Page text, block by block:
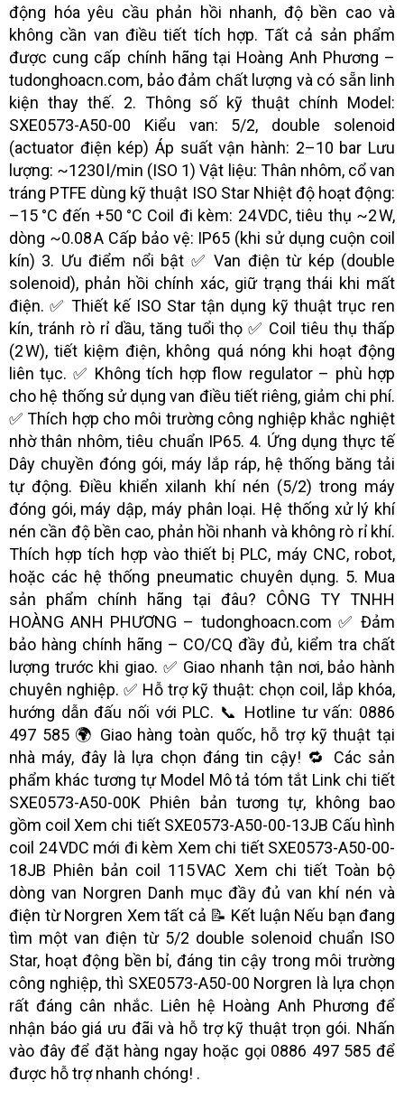
động hóa yêu cầu phản hồi nhanh, độ bền cao và
không cần van điều tiết tích hợp. Tất cả sản phẩm
được cung cấp chính hãng tại Hoàng Anh Phương –
tudonghoacn.com, bảo đảm chất lượng và có sẵn linh
kiện thay thế. 2. Thông số kỹ thuật chính Model:
SXE0573-A50-00 Kiểu van: 5/2, double solenoid
(actuator điện kép) Áp suất vận hành: 2–10 bar Lưu
lượng: ~1230 l/min (ISO 1) Vật liệu: Thân nhôm, cổ van
tráng PTFE dùng kỹ thuật ISO Star Nhiệt độ hoạt động:
–15 °C đến +50 °C Coil đi kèm: 24 VDC, tiêu thụ ~2 W,
dòng ~0.08 A Cấp bảo vệ: IP65 (khi sử dụng cuộn coil
kín) 3. Ưu điểm nổi bật ✅ Van điện từ kép (double
solenoid), phản hồi chính xác, giữ trạng thái khi mất
điện. ✅ Thiết kế ISO Star tận dụng kỹ thuật trục ren
kín, tránh rò rỉ dầu, tăng tuổi thọ ✅ Coil tiêu thụ thấp
(2 W), tiết kiệm điện, không quá nóng khi hoạt động
liên tục. ✅ Không tích hợp flow regulator – phù hợp
cho hệ thống sử dụng van điều tiết riêng, giảm chi phí.
✅ Thích hợp cho môi trường công nghiệp khắc nghiệt
nhờ thân nhôm, tiêu chuẩn IP65. 4. Ứng dụng thực tế
Dây chuyền đóng gói, máy lắp ráp, hệ thống băng tải
tự động. Điều khiển xilanh khí nén (5/2) trong máy
đóng gói, máy dập, máy phân loại. Hệ thống xử lý khí
nén cần độ bền cao, phản hồi nhanh và không rò rỉ khí.
Thích hợp tích hợp vào thiết bị PLC, máy CNC, robot,
hoặc các hệ thống pneumatic chuyên dụng. 5. Mua
sản phẩm chính hãng tại đâu? CÔNG TY TNHH
HOÀNG ANH PHƯƠNG – tudonghoacn.com ✅ Đảm
bảo hàng chính hãng – CO/CQ đầy đủ, kiểm tra chất
lượng trước khi giao. ✅ Giao nhanh tận nơi, bảo hành
chuyên nghiệp. ✅ Hỗ trợ kỹ thuật: chọn coil, lắp khóa,
hướng dẫn đấu nối với PLC. 📞 Hotline tư vấn: 0886
497 585 🌍 Giao hàng toàn quốc, hỗ trợ kỹ thuật tại
nhà máy, đây là lựa chọn đáng tin cậy! 🔁 Các sản
phẩm khác tương tự Model Mô tả tóm tắt Link chi tiết
SXE0573-A50-00K Phiên bản tương tự, không bao
gồm coil Xem chi tiết SXE0573-A50-00-13JB Cấu hình
coil 24 VDC mới đi kèm Xem chi tiết SXE0573-A50-00-
18JB Phiên bản coil 115 VAC Xem chi tiết Toàn bộ
dòng van Norgren Danh mục đầy đủ van khí nén và
điện từ Norgren Xem tất cả 📝 Kết luận Nếu bạn đang
tìm một van điện từ 5/2 double solenoid chuẩn ISO
Star, hoạt động bền bỉ, đáng tin cậy trong môi trường
công nghiệp, thì SXE0573-A50-00 Norgren là lựa chọn
rất đáng cân nhắc. Liên hệ Hoàng Anh Phương để
nhận báo giá ưu đãi và hỗ trợ kỹ thuật trọn gói. Nhấn
vào đây để đặt hàng ngay hoặc gọi 0886 497 585 để
được hỗ trợ nhanh chóng! .